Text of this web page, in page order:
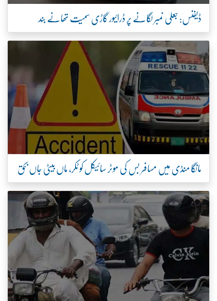
ڈیفنس: جعلی نمبر لگانے پر ڈرائیور گاڑی سمیت تھانے بند
مانگا منڈی میں مسافر بس کی موٹر سائیکل کو ٹکر، ماں بیٹی جاں بحق